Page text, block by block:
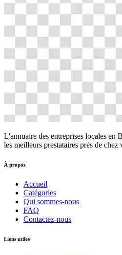
L'annuaire des entreprises locales en
les meilleurs prestataires près de chez
À propos
Accueil
Catégories
Qui sommes-nous
FAQ
Contactez-nous
Liens utiles